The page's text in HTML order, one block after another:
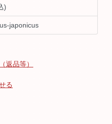
)
japonicus
返品等）
る